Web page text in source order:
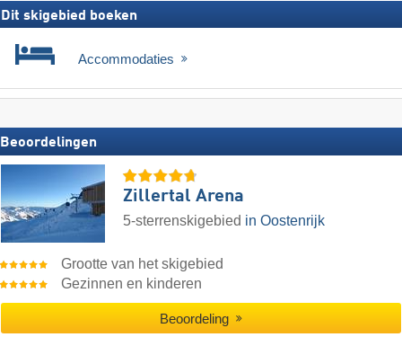
Dit skigebied boeken
Accommodaties
Beoordelingen
Zillertal Arena
5-sterrenskigebied in Oostenrijk
Grootte van het skigebied
Gezinnen en kinderen
Beoordeling